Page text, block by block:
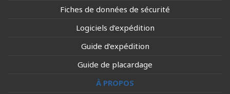
Fiches de données de sécurité
Logiciels d’expédition
Guide d’expédition
Guide de placardage
À PROPOS